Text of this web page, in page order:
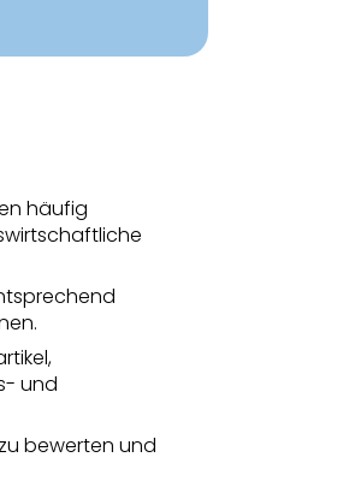
häufig
und
bewerten und